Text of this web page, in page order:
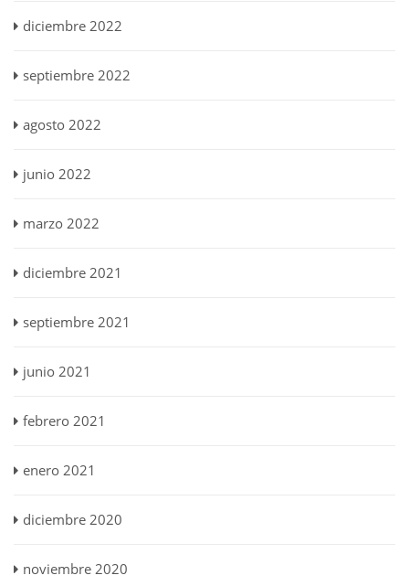
diciembre 2022
septiembre 2022
agosto 2022
junio 2022
marzo 2022
diciembre 2021
septiembre 2021
junio 2021
febrero 2021
enero 2021
diciembre 2020
noviembre 2020